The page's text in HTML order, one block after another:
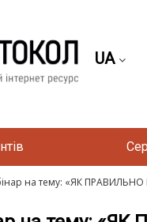
UA
на тему: «ЯК